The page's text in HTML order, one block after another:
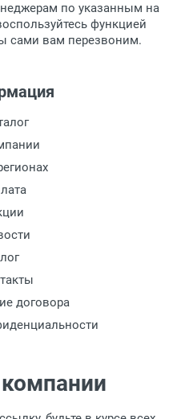
по указанным на
функцией
сами вам перезвоним.
договора